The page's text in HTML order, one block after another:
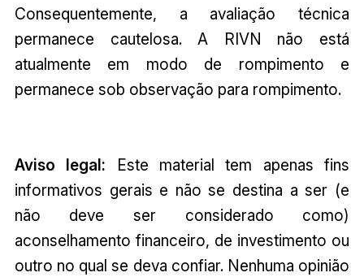
Consequentemente, a avaliação técnica
permanece cautelosa. A RIVN não está
atualmente em modo de rompimento e
permanece sob observação para rompimento.
Aviso legal: Este material tem apenas fins
informativos gerais e não se destina a ser (e
não deve ser considerado como)
aconselhamento financeiro, de investimento ou
outro no qual se deva confiar. Nenhuma opinião